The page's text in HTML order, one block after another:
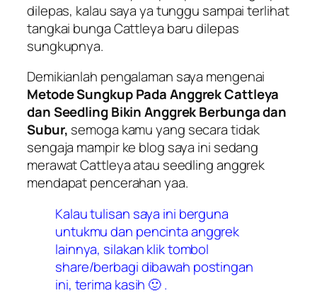
dilepas, kalau saya ya tunggu sampai terlihat
tangkai bunga Cattleya baru dilepas
sungkupnya.
Demikianlah pengalaman saya mengenai
Metode Sungkup Pada Anggrek Cattleya
dan Seedling Bikin Anggrek Berbunga dan
Subur, semoga kamu yang secara tidak
sengaja mampir ke blog saya ini sedang
merawat Cattleya atau seedling anggrek
mendapat pencerahan yaa.
Kalau tulisan saya ini berguna
untukmu dan pencinta anggrek
lainnya, silakan klik tombol
share/berbagi dibawah postingan
ini, terima kasih 🙂 .